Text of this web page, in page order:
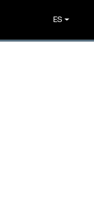
ES